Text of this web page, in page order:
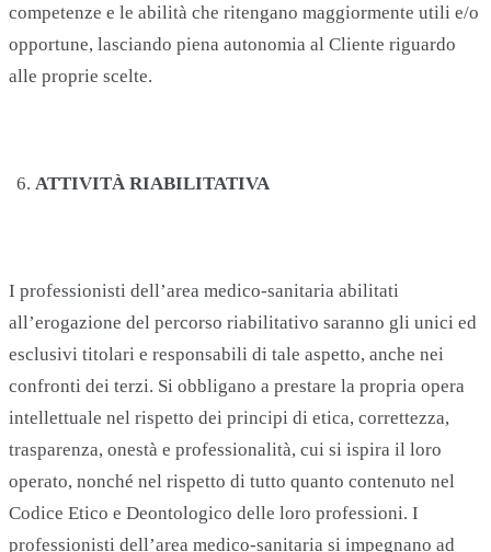
competenze e le abilità che ritengano maggiormente utili e/o
opportune, lasciando piena autonomia al Cliente riguardo
alle proprie scelte.
ATTIVITÀ RIABILITATIVA
I professionisti dell’area medico-sanitaria abilitati
all’erogazione del percorso riabilitativo saranno gli unici ed
esclusivi titolari e responsabili di tale aspetto, anche nei
confronti dei terzi. Si obbligano a prestare la propria opera
intellettuale nel rispetto dei principi di etica, correttezza,
trasparenza, onestà e professionalità, cui si ispira il loro
operato, nonché nel rispetto di tutto quanto contenuto nel
Codice Etico e Deontologico delle loro professioni. I
professionisti dell’area medico-sanitaria si impegnano ad